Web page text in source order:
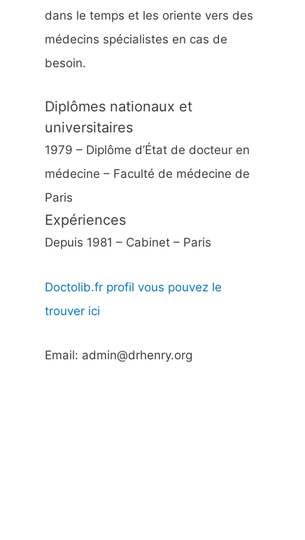
dans le temps et les oriente vers des
médecins spécialistes en cas de
besoin.
Diplômes nationaux et
universitaires
1979 – Diplôme d’État de docteur en
médecine – Faculté de médecine de
Paris
Expériences
Depuis 1981 – Cabinet – Paris
Doctolib.fr profil vous pouvez le
trouver ici
Email: admin@drhenry.org